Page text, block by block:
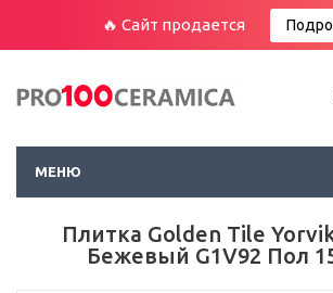
🔥 Сайт продается
МЕНЮ
Плитка Golden Tile
Бежевый G1V92 Пол